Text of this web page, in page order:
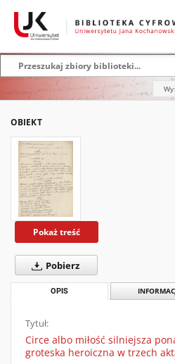
OBIEKT
Pokaż treść
Pobierz
OPIS
Tytuł:
Circe albo miłość silniejsza
groteska heroiczna w trzech